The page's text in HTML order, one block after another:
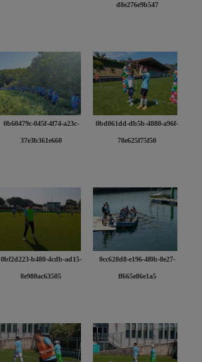
d8e276e9b547
0b60479c-045f-4f74-a23c-
37e3b361e660
0bd061dd-db5b-4880-a96f-
78e625f75f50
0bf2d223-b480-4cdb-ad15-
8e980ac63505
0cc628d8-e196-4f0b-8e27-
ff665e86e1a5